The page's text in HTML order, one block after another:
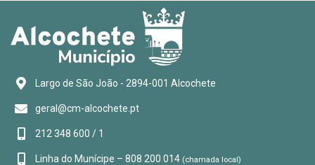
Largo de São João - 2894-001 Alcochete
geral@cm-alcochete.pt
212 348 600 / 1
Linha do Munícipe – 808 200 014 (chamada local)